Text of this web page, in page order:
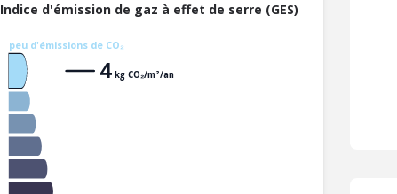
Indice d'émission de gaz à effet de serre (GES)
peu d'émissions de CO₂
4 kg CO₂/m²/an